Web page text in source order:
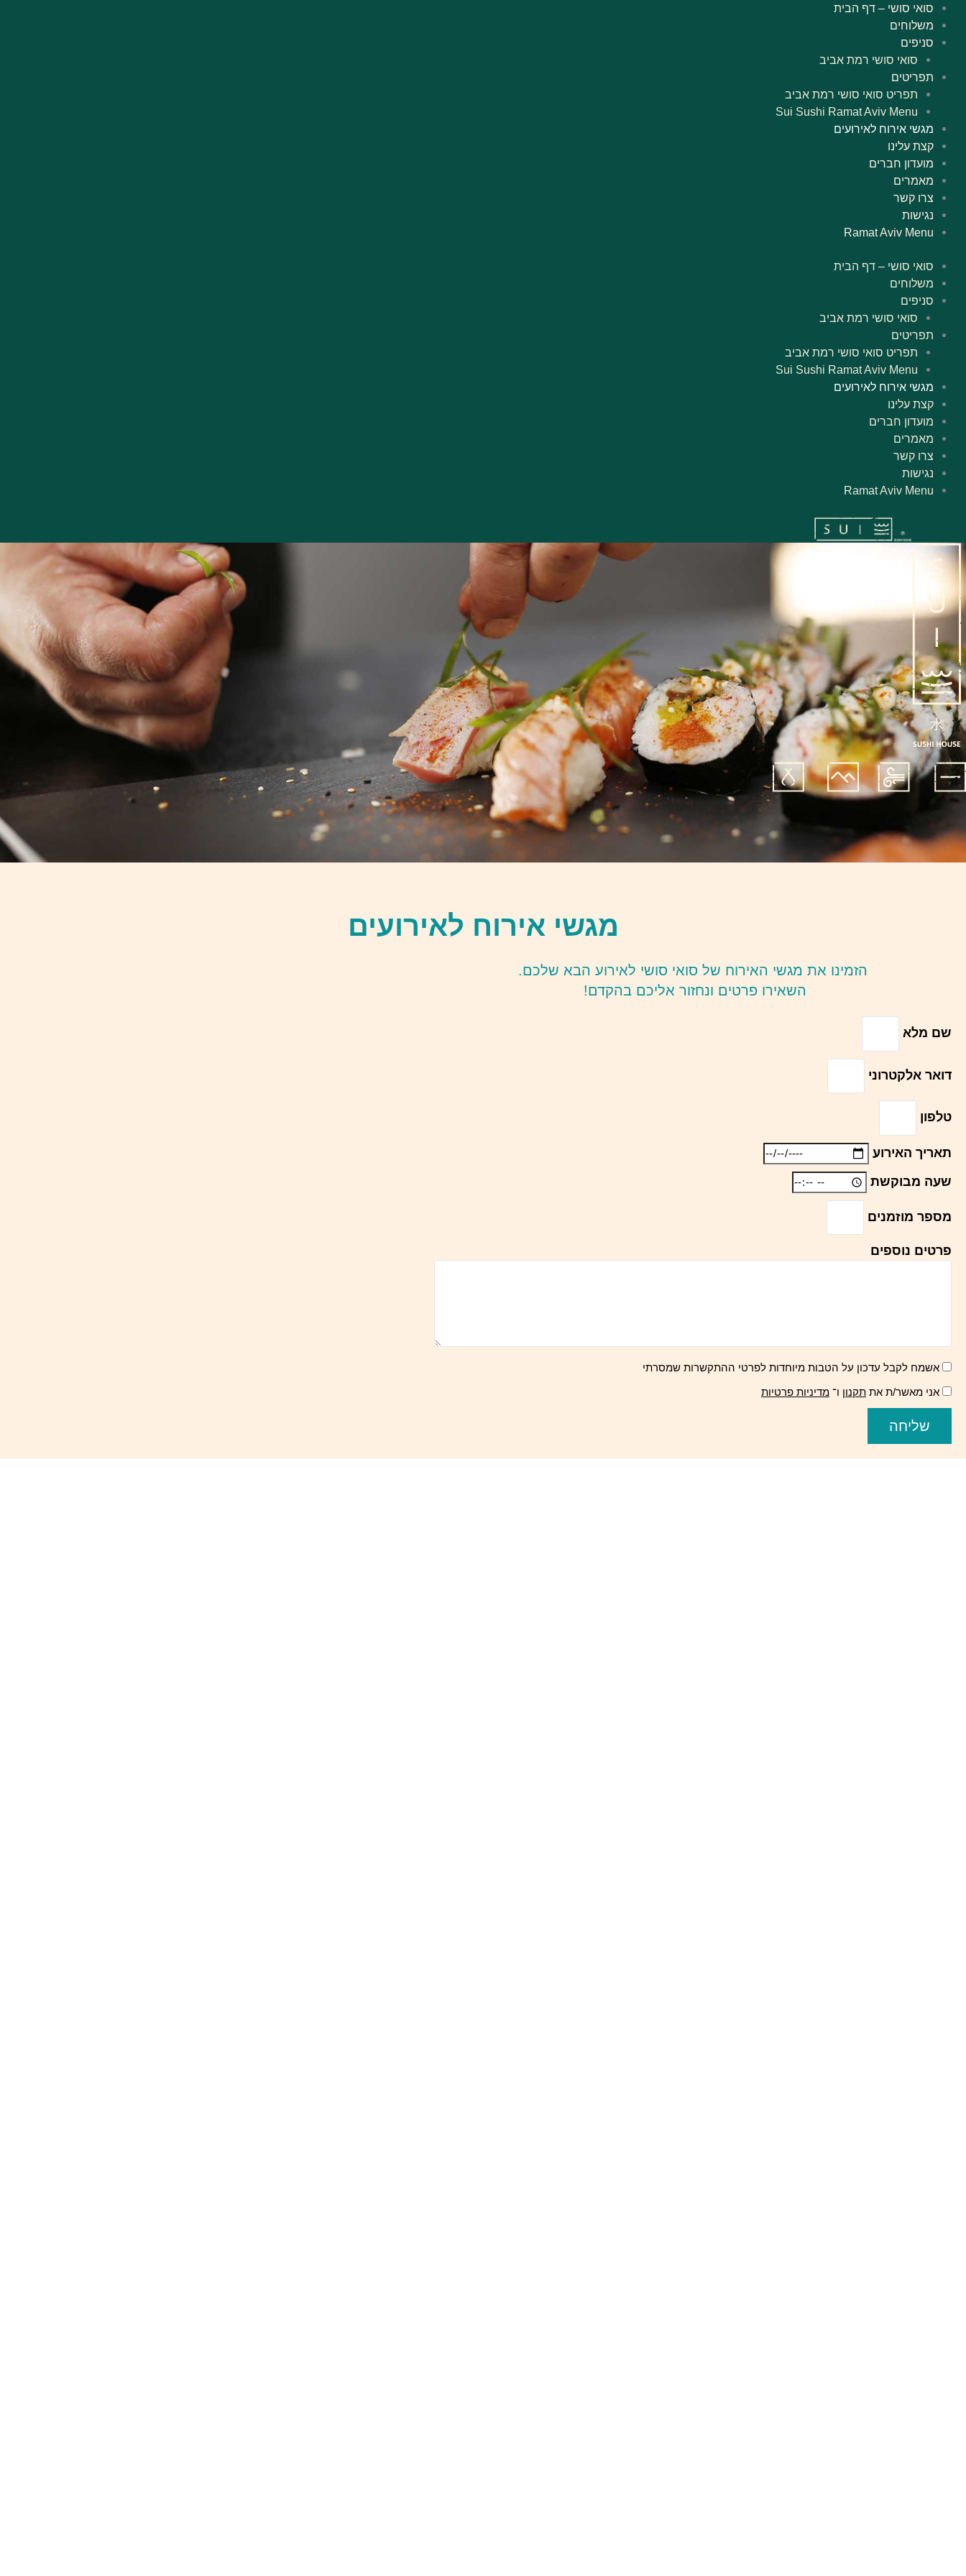
דילוג
לתוכן
סואי סושי – דף הבית
משלוחים
סניפים
סואי סושי רמת אביב
תפריטים
תפריט סואי סושי רמת אביב
Sui Sushi Ramat Aviv Menu
מגשי אירוח לאירועים
קצת עלינו
מועדון חברים
מאמרים
צרו קשר
נגישות
Ramat Aviv Menu
סואי סושי – דף הבית
משלוחים
סניפים
סואי סושי רמת אביב
תפריטים
תפריט סואי סושי רמת אביב
Sui Sushi Ramat Aviv Menu
מגשי אירוח לאירועים
קצת עלינו
מועדון חברים
מאמרים
צרו קשר
נגישות
Ramat Aviv Menu
מגשי אירוח לאירועים
הזמינו את מגשי האירוח של סואי סושי לאירוע הבא שלכם.
השאירו פרטים ונחזור אליכם בהקדם!
שם מלא
דואר אלקטרוני
טלפון
תאריך האירוע
שעה מבוקשת
מספר מוזמנים
פרטים נוספים
אשמח לקבל עדכון על הטבות מיוחדות לפרטי ההתקשרות שמסרתי
אני מאשר/ת את תקנון ו־ מדיניות פרטיות
שליחה